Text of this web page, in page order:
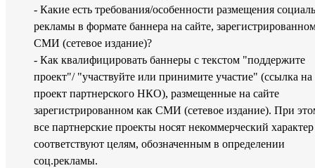
- Какие есть требования/особенности размещения
рекламы в формате баннера на сайте,
СМИ (сетевое издание)?
- Как квалифицировать баннеры с текстом "поддержите
проект"/ "участвуйте или принимите участие" (ссылка на
проект партнерского НКО), размещенные на сайте
зарегистрированном как СМИ (сетевое издание). При
все партнерские проекты носят некоммерческий
соответствуют целям, обозначенным в определении
соц.рекламы.